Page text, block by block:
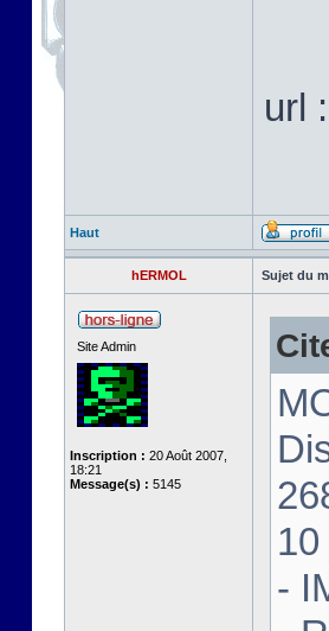
url :
Haut
hERMOL Sujet du
Site Admin
Inscription : 20 Août 2007,
18:21
Message(s) : 5145
-